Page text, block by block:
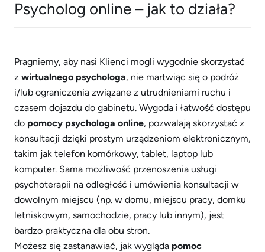
Psycholog online – jak to działa?
Pragniemy, aby nasi Klienci mogli wygodnie skorzystać
z wirtualnego psychologa, nie martwiąc się o podróż
i/lub ograniczenia związane z utrudnieniami ruchu i
czasem dojazdu do gabinetu. Wygoda i łatwość dostępu
do pomocy psychologa online, pozwalają skorzystać z
konsultacji dzięki prostym urządzeniom elektronicznym,
takim jak telefon komórkowy, tablet, laptop lub
komputer. Sama możliwość przenoszenia usługi
psychoterapii na odległość i umówienia konsultacji w
dowolnym miejscu (np. w domu, miejscu pracy, domku
letniskowym, samochodzie, pracy lub innym), jest
bardzo praktyczna dla obu stron.
Możesz się zastanawiać, jak wygląda pomoc